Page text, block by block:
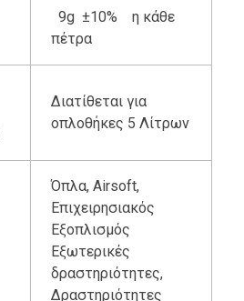
9g ±10% η κάθε
πέτρα
Διατίθεται για
οπλοθήκες 5 Λίτρων
Όπλα, Airsoft,
Επιχειρησιακός
Εξοπλισμός
Εξωτερικές
δραστηριότητες,
Δραστηριότητες